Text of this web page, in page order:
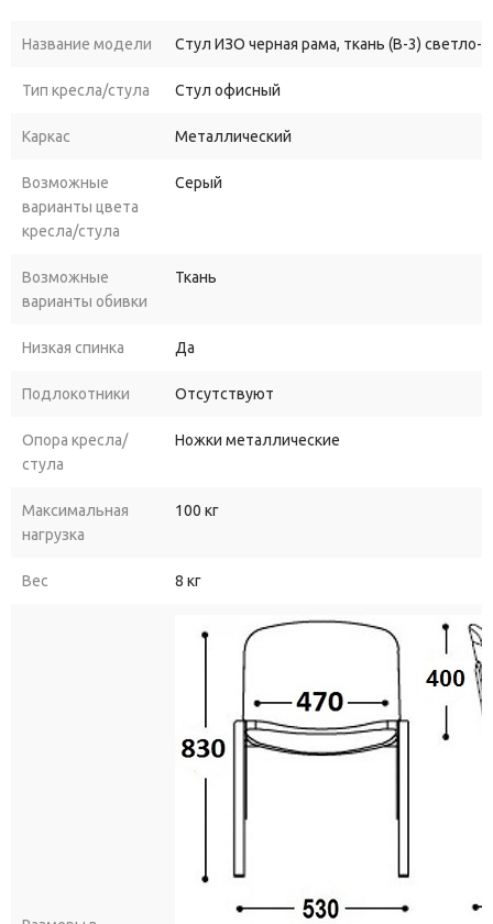
Название модели Стул ИЗО черная рама, ткань (В-3) светло-
Тип кресла/стула Стул офисный
Каркас Металлический
Возможные
варианты цвета
кресла/стула
Серый
Возможные
варианты обивки
Ткань
Низкая спинка Да
Подлокотники Отсутствуют
Опора кресла/
стула
Ножки металлические
Максимальная
нагрузка
100 кг
Вес 8 кг